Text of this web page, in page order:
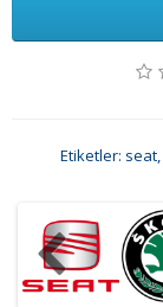
Etiketler: seat,